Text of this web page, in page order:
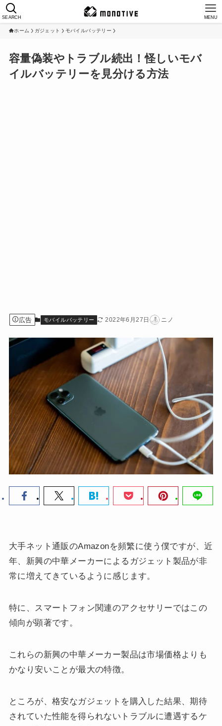
SEARCH MENU
ホーム ガジェット モバイルバッテリー
容量偽装やトラブル続出！怪しいモバ
イルバッテリーを見分ける方法
広告 モバイルバッテリー 2022年6月27日 ニノ
大手ネット通販のAmazonを頻繁に使う僕ですが、近
年、新興の中華メーカーによるガジェット製品が非
常に増えてきているように感じます。
特に、スマートフォン関連のアクセサリーではこの
傾向が顕著です。
これらの新興の中華メーカー製品は市場価格よりも
かなり安いことが最大の特徴。
ところが、格安なガジェットを購入した結果、期待
されていた性能を得られないトラブルに遭遇するケ